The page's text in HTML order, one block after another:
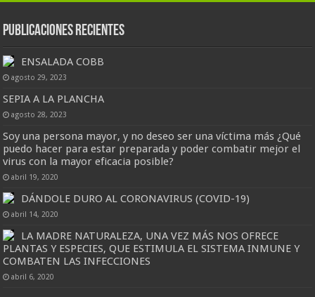
Publicaciones Recientes
ENSALADA COBB
agosto 29, 2023
SEPIA A LA PLANCHA
agosto 28, 2023
Soy una persona mayor, y no deseo ser una víctima más ¿Qué
puedo hacer para estar preparada y poder combatir mejor el
virus con la mayor eficacia posible?
abril 19, 2020
DÁNDOLE DURO AL CORONAVIRUS (COVID-19)
abril 14, 2020
LA MADRE NATURALEZA, UNA VEZ MÁS NOS OFRECE
PLANTAS Y ESPECIES, QUE ESTIMULA EL SISTEMA INMUNE Y
COMBATEN LAS INFECCIONES
abril 6, 2020